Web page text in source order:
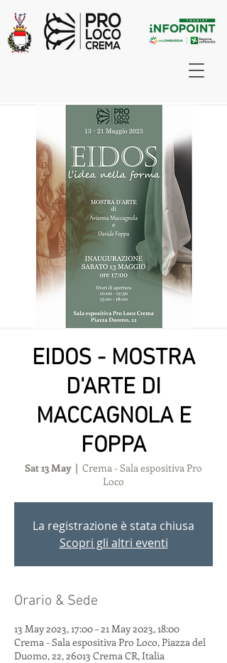
EIDOS - MOSTRA
D'ARTE DI
MACCAGNOLA E
FOPPA
Sat 13 May
  |
Crema - Sala espositiva Pro
Loco
La registrazione è stata chiusa
Scopri gli altri eventi
Orario & Sede
13 May 2023, 17:00 – 21 May 2023, 18:00
Crema - Sala espositiva Pro Loco, Piazza del
Duomo, 22, 26013 Crema CR, Italia